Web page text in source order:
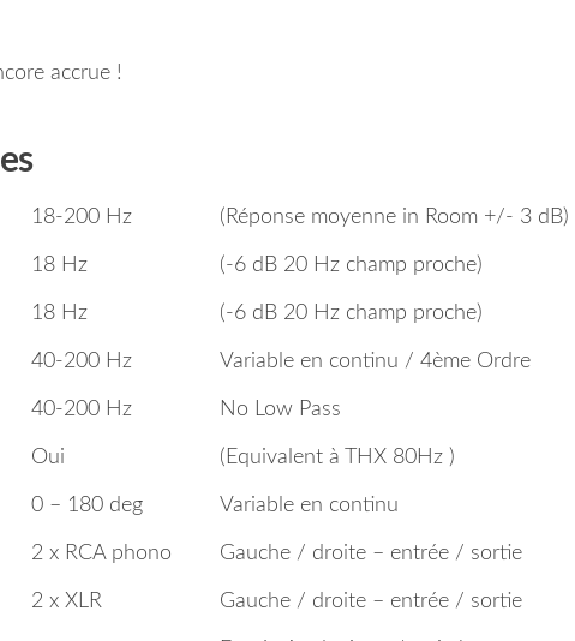
accrue !
18-200 Hz (Réponse moyenne in Room +/- 3 dB)
18 Hz (-6 dB 20 Hz champ proche)
18 Hz (-6 dB 20 Hz champ proche)
40-200 Hz Variable en continu / 4ème Ordre
40-200 Hz No Low Pass
Oui (Equivalent à THX 80Hz )
0 – 180 deg Variable en continu
2 x RCA phono Gauche / droite – entrée / sortie
2 x XLR Gauche / droite – entrée / sortie